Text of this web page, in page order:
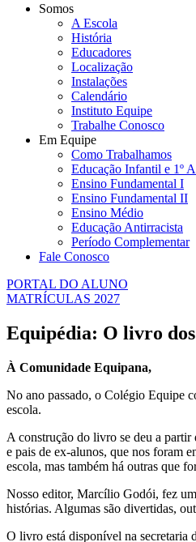
Somos
A Escola
História
Educadores
Localização
Instalações
Calendário
Instituto Equipe
Trabalhe Conosco
Em Equipe
Como Trabalhamos
Educação Infantil e 1º
Ensino Fundamental I
Ensino Fundamental II
Ensino Médio
Educação Antirracista
Período Complementar
Fale Conosco
PORTAL DO ALUNO
MATRÍCULAS 2027
Equipédia: O livro
À Comunidade Equipana,
No ano passado, o Colégio Equipe
escola.
A construção do livro se deu a partir
e pais de ex-alunos, que nos foram
escola, mas também há outras que
Nosso editor, Marcílio Godói, fez
histórias. Algumas são divertidas,
O livro está disponível na secretaria